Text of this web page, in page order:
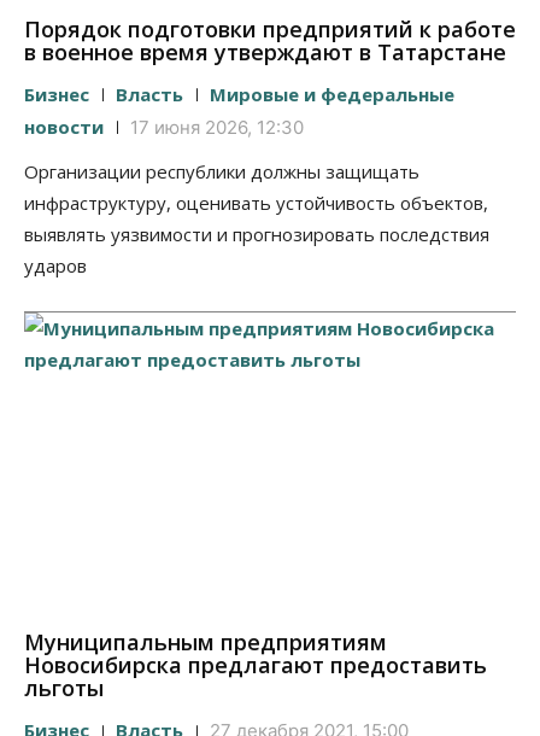
Порядок подготовки предприятий к работе
в военное время утверждают в Татарстане
Бизнес Власть
Мировые и федеральные
новости
17 июня 2026, 12:30
Организации республики должны защищать
инфраструктуру, оценивать устойчивость объектов,
выявлять уязвимости и прогнозировать последствия
ударов
Муниципальным предприятиям
Новосибирска предлагают предоставить
льготы
Бизнес Власть 27 декабря 2021, 15:00